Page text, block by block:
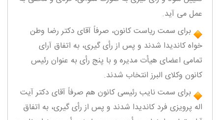
عمل می آید.
برای سمت ریاست کانون، صرفاً آقای دکتر رضا وطن
خواه کاندیدا شدند و پس از رأی گیری، به اتفاق آرای
تمامی اعضای هیأت مدیره و با پنج رأی به عنوان رئیس
کانون وکلای البرز انتخاب شدند.
برای سمت نایب رئیسی کانون هم صرفاً آقای دکتر آیت
اله پرویزی فرد کاندیدا شدند و پس از رأی گیری، به اتفاق